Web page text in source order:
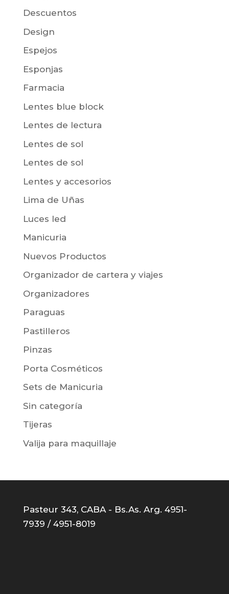
Descuentos
Design
Espejos
Esponjas
Farmacia
Lentes blue block
Lentes de lectura
Lentes de sol
Lentes de sol
Lentes y accesorios
Lima de Uñas
Luces led
Manicuria
Nuevos Productos
Organizador de cartera y viajes
Organizadores
Paraguas
Pastilleros
Pinzas
Porta Cosméticos
Sets de Manicuria
Sin categoría
Tijeras
Valija para maquillaje
Pasteur 343, CABA - Bs.As. Arg. 4951-
7939 / 4951-8019